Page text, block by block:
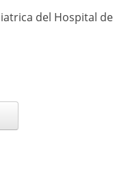
del Hospital de